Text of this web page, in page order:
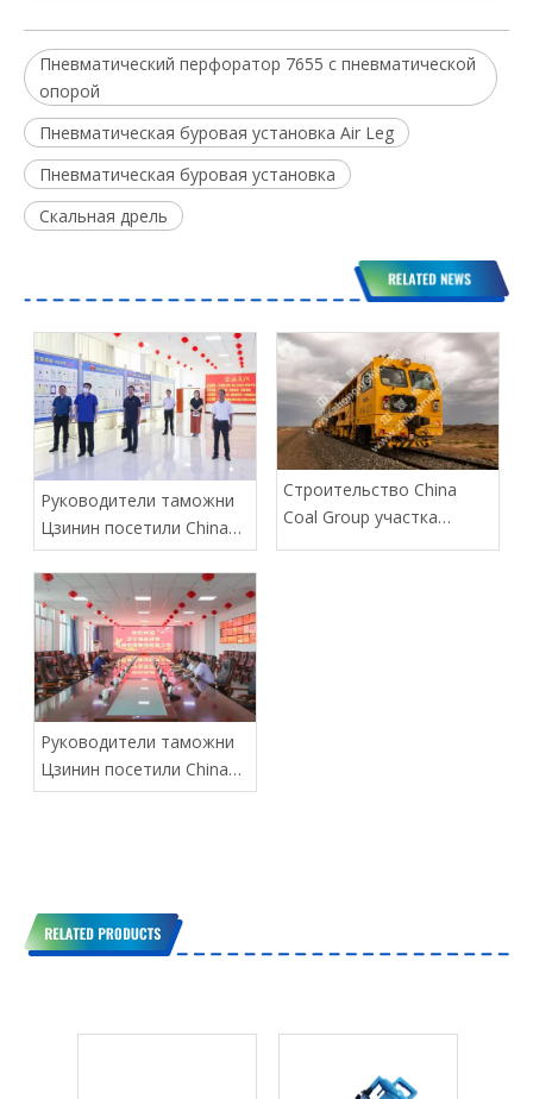
Пневматический перфоратор 7655 с пневматической
опорой
Пневматическая буровая установка Air Leg
Пневматическая буровая установка
Скальная дрель
Руководители таможни
Цзинин посетили China
Coal Group для
руководства работой
Строительство China
Coal Group участка
Руководители таможни
Цзинин посетили China
Coal Group для